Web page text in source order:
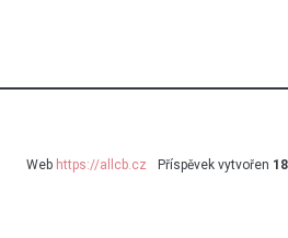
Web https://allcb.cz Příspěvek vytvořen